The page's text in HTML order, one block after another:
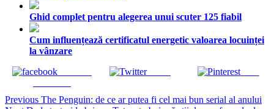
Ghid complet pentru alegerea unui scuter 125 fiabil
Cum influențează certificatul energetic valoarea locuinței
la vânzare
Tweet Save
Continue
Previous The Penguin: de ce ar putea fi cel mai bun serial al anului